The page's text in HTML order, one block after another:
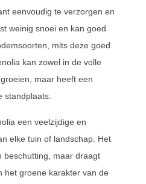
eenvoudig te verzorgen en
weinig snoei en kan goed
mits deze goed
kan zowel in de volle
maar heeft een
standplaats.
een veelzijdige en
elke tuin of landschap. Het
beschutting, maar draagt
het groene karakter van de